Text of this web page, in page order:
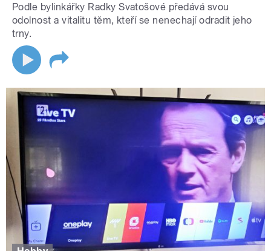
Podle bylinkářky Radky Svatošové předává svou
odolnost a vitalitu těm, kteří se nenechají odradit jeho
trny.